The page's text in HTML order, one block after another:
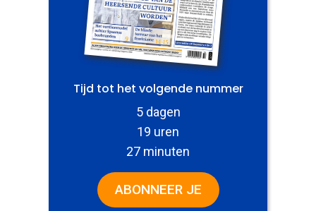
Tijd tot het volgende nummer
5 dagen
19 uren
27 minuten
ABONNEER JE